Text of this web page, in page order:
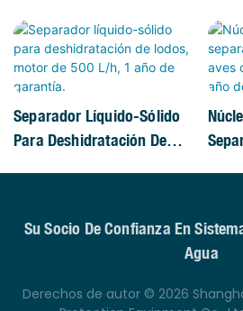
Separador Líquido-Sólido
Para Deshidratación De
Su Socio De Confianza En
Agua
Derechos de autor © 2026